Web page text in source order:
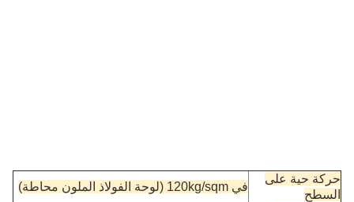
حركة حية على
السطح
في 120kg/sqm (لوحة الفولاذ الملون محاطة)